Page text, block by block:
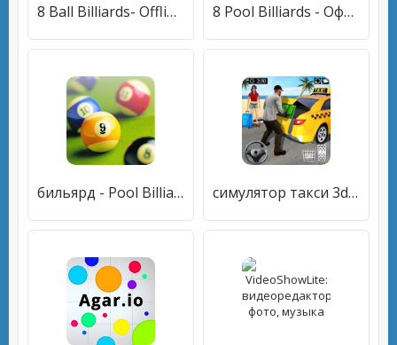
8 Ball Billiards- Offline Free Pool Game 8 Pool Billiards - Оффлайн игра с 8 шарами
бильярд - Pool Billiards Pro симулятор такси 3d: игра такси